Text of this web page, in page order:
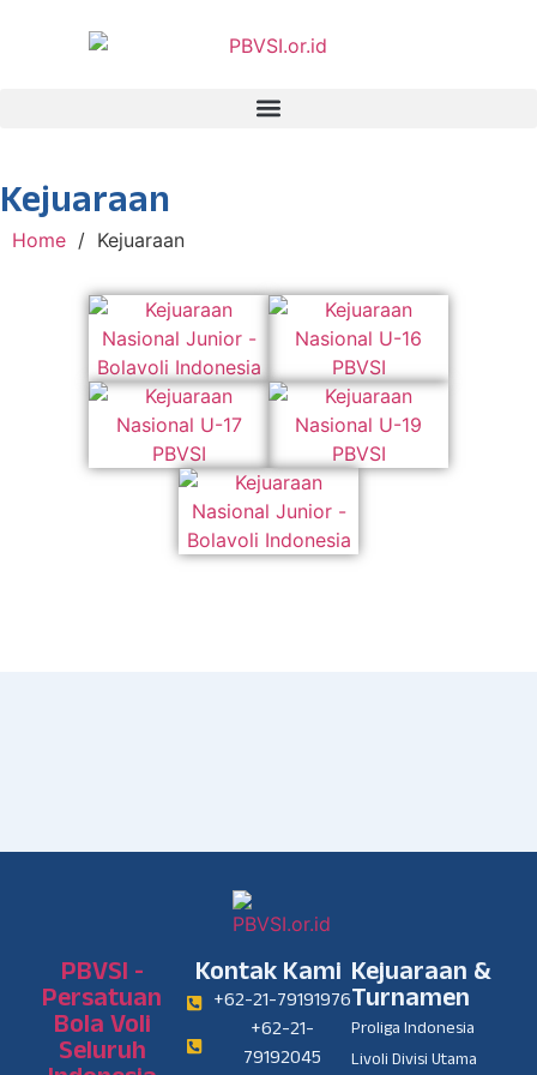
Kejuaraan
Home / Kejuaraan
PBVSI -
Persatuan
Bola Voli
Seluruh
Kontak Kami
+62-21-79191976
+62-21-
79192045
Kejuaraan &
Turnamen
Proliga Indonesia
Livoli Divisi Utama